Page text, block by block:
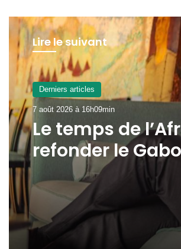
Lire le suivant
Derniers articles
7 août 2026 à 16h09min
Le temps de
refonder le
Derniers articles
7 août 2026 à 13h16min
Gabon : la
présente ses
production à
l’ambassadeur